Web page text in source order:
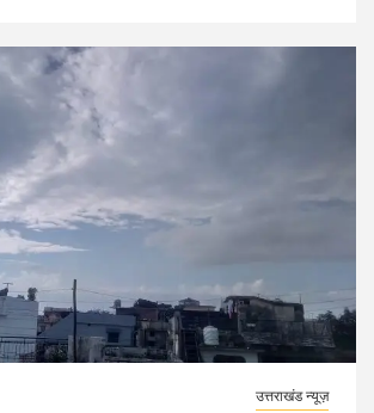
उत्तराखंड न्यूज़